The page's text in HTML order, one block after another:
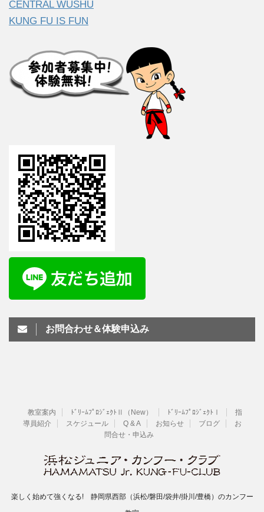
CENTRAL WUSHU
KUNG FU IS FUN
お問合わせ＆体験申込み
教室案内 ﾄﾞﾘｰﾑﾌﾟﾛｼﾞｪｸﾄⅡ（New） ﾄﾞﾘｰﾑﾌﾟﾛｼﾞｪｸﾄⅠ
指
導員紹介
スケジュール Q & A お知らせ ブログ
お
問合せ・申込み
楽しく始めて強くなる! 静岡県西部（浜松/磐田/袋井/掛川/豊橋）のカンフー